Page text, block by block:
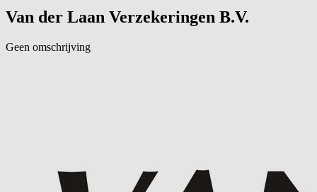
Van der Laan Verzekeringen B.V.
Geen omschrijving